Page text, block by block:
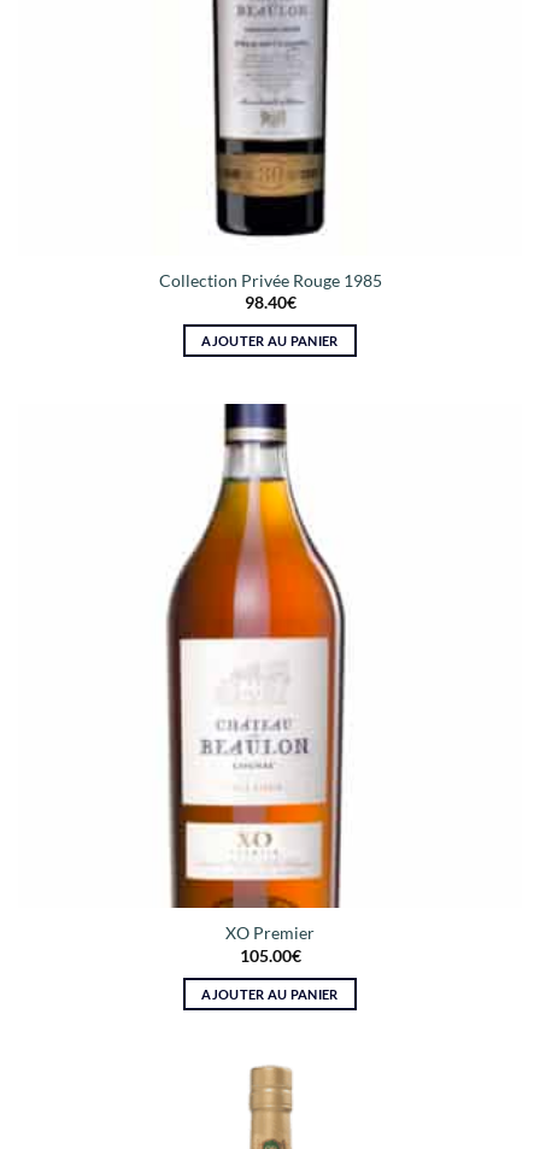
Collection Privée Rouge 1985
98.40€
AJOUTER AU PANIER
XO Premier
105.00€
AJOUTER AU PANIER